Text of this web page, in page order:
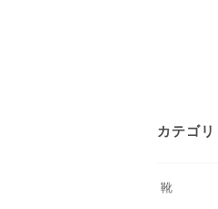
カテゴリ
靴